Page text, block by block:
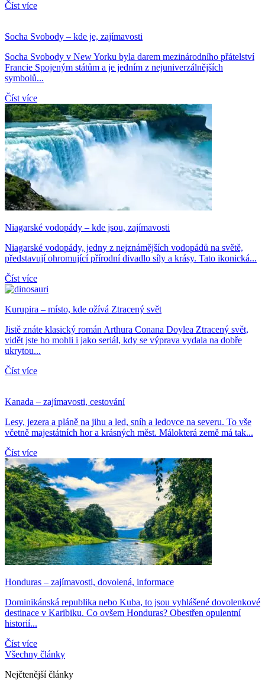
Číst více
Socha Svobody – kde je, zajímavosti
Socha Svobody v New Yorku byla darem mezinárodního přátelství
Francie Spojeným státům a je jedním z nejuniverzálnějších
symbolů...
Číst více
Niagarské vodopády – kde jsou, zajímavosti
Niagarské vodopády, jedny z nejznámějších vodopádů na světě,
představují ohromující přírodní divadlo síly a krásy. Tato ikonická...
Číst více
Kurupira – místo, kde ožívá Ztracený svět
Jistě znáte klasický román Arthura Conana Doylea Ztracený svět,
vidět jste ho mohli i jako seriál, kdy se výprava vydala na dobře
ukrytou...
Číst více
Kanada – zajímavosti, cestování
Lesy, jezera a pláně na jihu a led, sníh a ledovce na severu. To vše
včetně majestátních hor a krásných měst. Málokterá země má tak...
Číst více
Honduras – zajímavosti, dovolená, informace
Dominikánská republika nebo Kuba, to jsou vyhlášené dovolenkové
destinace v Karibiku. Co ovšem Honduras? Obestřen opulentní
historií...
Číst více
Všechny články
Nejčtenější články